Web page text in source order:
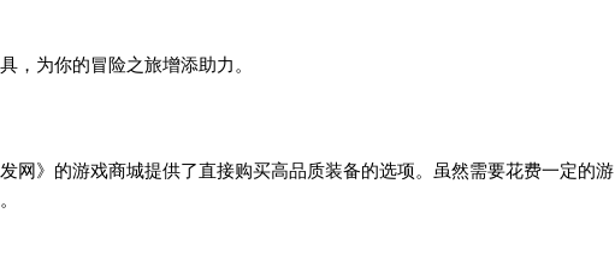
为你的冒险之旅增添助力。
网》的游戏商城提供了直接购买高品质装备的选项。虽然需要花费一定的游